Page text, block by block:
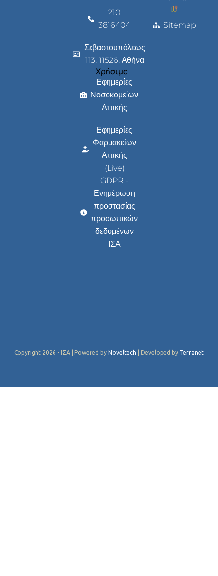
210
3816404
Σεβαστουπόλεως
113, 11526, Αθήνα
Χρήσιμα
Εφημερίες
Νοσοκομείων
Αττικής
Εφημερίες
Φαρμακείων
Αττικής
(Live)
GDPR -
Ενημέρωση
προστασίας
προσωπικών
δεδομένων
ΙΣΑ
Sitemap
Copyright 2026 - ΙΣΑ | Powered by Noveltech | Developed by Terranet